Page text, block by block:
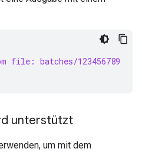
file: batches/123456789
unterstützt
um mit dem